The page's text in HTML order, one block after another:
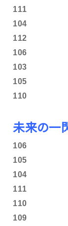
111
104
112
106
103
105
110
未来の一
106
105
104
111
110
109